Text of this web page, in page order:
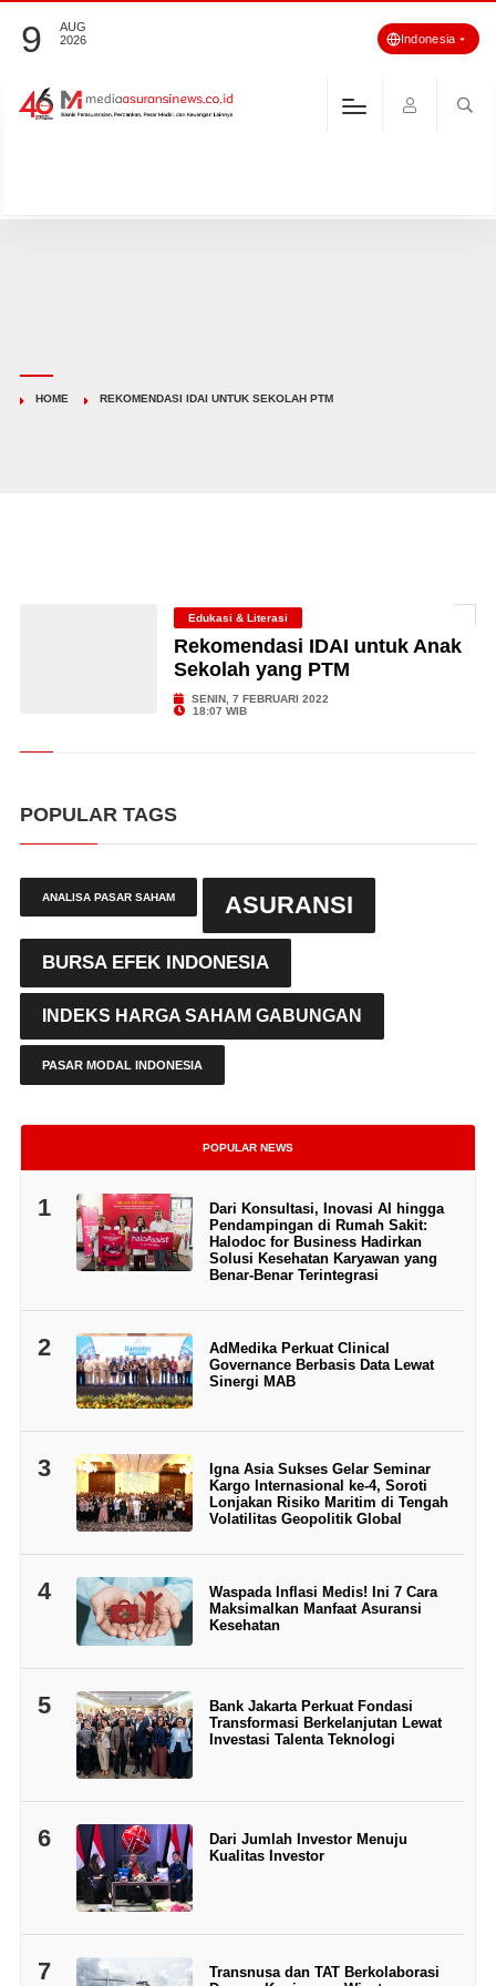
9
AUG
2026
Indonesia
HOME REKOMENDASI IDAI UNTUK SEKOLAH PTM
Edukasi & Literasi
Rekomendasi IDAI untuk Anak
Sekolah yang PTM
SENIN, 7 FEBRUARI 2022
18:07 WIB
POPULAR TAGS
ANALISA PASAR SAHAM ASURANSI
BURSA EFEK INDONESIA
INDEKS HARGA SAHAM GABUNGAN
PASAR MODAL INDONESIA
POPULAR NEWS
1
Dari Konsultasi, Inovasi AI hingga
Pendampingan di Rumah Sakit:
Halodoc for Business Hadirkan
Solusi Kesehatan Karyawan yang
Benar-Benar Terintegrasi
2
AdMedika Perkuat Clinical
Governance Berbasis Data Lewat
Sinergi MAB
3
Igna Asia Sukses Gelar Seminar
Kargo Internasional ke-4, Soroti
Lonjakan Risiko Maritim di Tengah
Volatilitas Geopolitik Global
4
Waspada Inflasi Medis! Ini 7 Cara
Maksimalkan Manfaat Asuransi
Kesehatan
5
Bank Jakarta Perkuat Fondasi
Transformasi Berkelanjutan Lewat
Investasi Talenta Teknologi
6
Dari Jumlah Investor Menuju
Kualitas Investor
7
Transnusa dan TAT Berkolaborasi